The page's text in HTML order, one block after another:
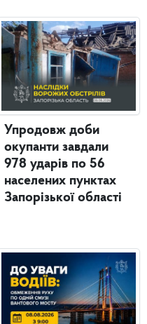
Упродовж доби
окупанти завдали
978 ударів по 56
населених пунктах
Запорізької області